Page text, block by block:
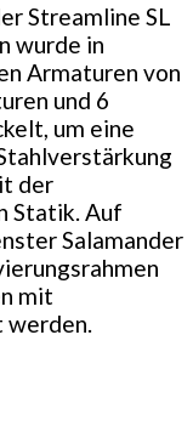
Streamline SL
wurde in
Armaturen von
und 6
um eine
der
Statik. Auf
Salamander
mit
werden.